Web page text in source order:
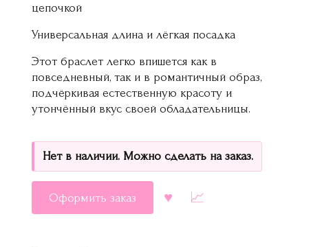
цепочкой
Универсальная длина и лёгкая посадка
Этот браслет легко впишется как в
повседневный, так и в романтичный образ,
подчёркивая естественную красоту и
утончённый вкус своей обладательницы.
Нет в наличии. Можно сделать на заказ.
Оформить заказ